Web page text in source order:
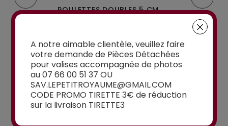
A-35
À 4...
ROULETTES DOUBLES 5 CM
à partir de
15,00€
ROULETTES
OU W110
à partir de
15,00€
A notre aimable clientèle, veuillez faire
votre demande de Pièces Détachées
pour valises accompagnée de photos
au 07 66 00 51 37 OU
SAV.LEPETITROYAUME@GMAIL.COM
CODE PROMO TIRETTE 3€ de réduction
sur la livraison TIRETTE3